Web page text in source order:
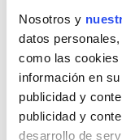
Nosotros y
datos
como las
información en
publicidad y
publicidad y
desarrollo de